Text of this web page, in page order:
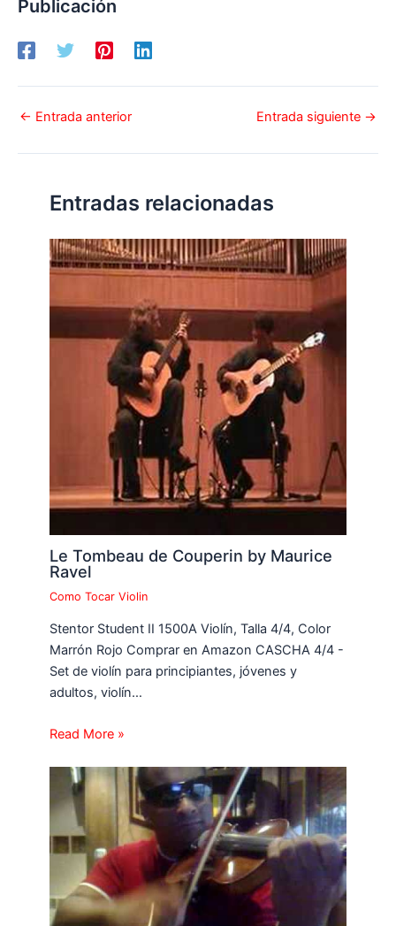
Publicación
← Entrada anterior Entrada siguiente →
Entradas relacionadas
Le Tombeau de Couperin by Maurice
Ravel
Como Tocar Violin
Stentor Student II 1500A Violín, Talla 4/4, Color
Marrón Rojo Comprar en Amazon CASCHA 4/4 -
Set de violín para principiantes, jóvenes y
adultos, violín…
Read More »